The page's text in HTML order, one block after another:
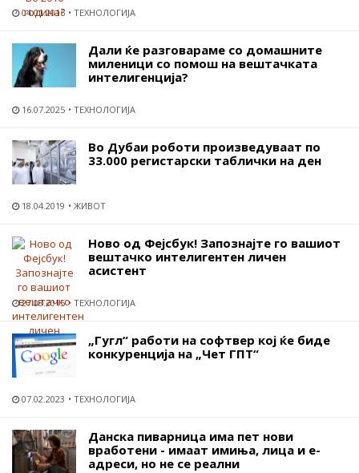
04.01.2016 ТЕХНОЛОГИЈА
Дали ќе разговараме со домашните
миленици со помош на вештачката
интелигенција?
16.07.2025 ТЕХНОЛОГИЈА
Во Дубаи роботи произведуваат по
33.000 регистарски таблички на ден
18.04.2019 ЖИВОТ
Ново од Фејсбук! Запознајте го вашиот
вештачко интелигентен личен
асистент
27.08.2015 ТЕХНОЛОГИЈА
„Гугл“ работи на софтвер кој ќе биде
конкуренција на „Чет ГПТ“
07.02.2023 ТЕХНОЛОГИЈА
Данска пиварница има пет нови
вработени - имаат имиња, лица и е-
адреси, но не се реални